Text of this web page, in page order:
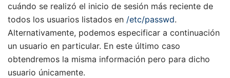
cuándo se realizó el inicio de sesión más reciente de
todos los usuarios listados en /etc/passwd.
Alternativamente, podemos especificar a continuación
un usuario en particular. En este último caso
obtendremos la misma información pero para dicho
usuario únicamente.